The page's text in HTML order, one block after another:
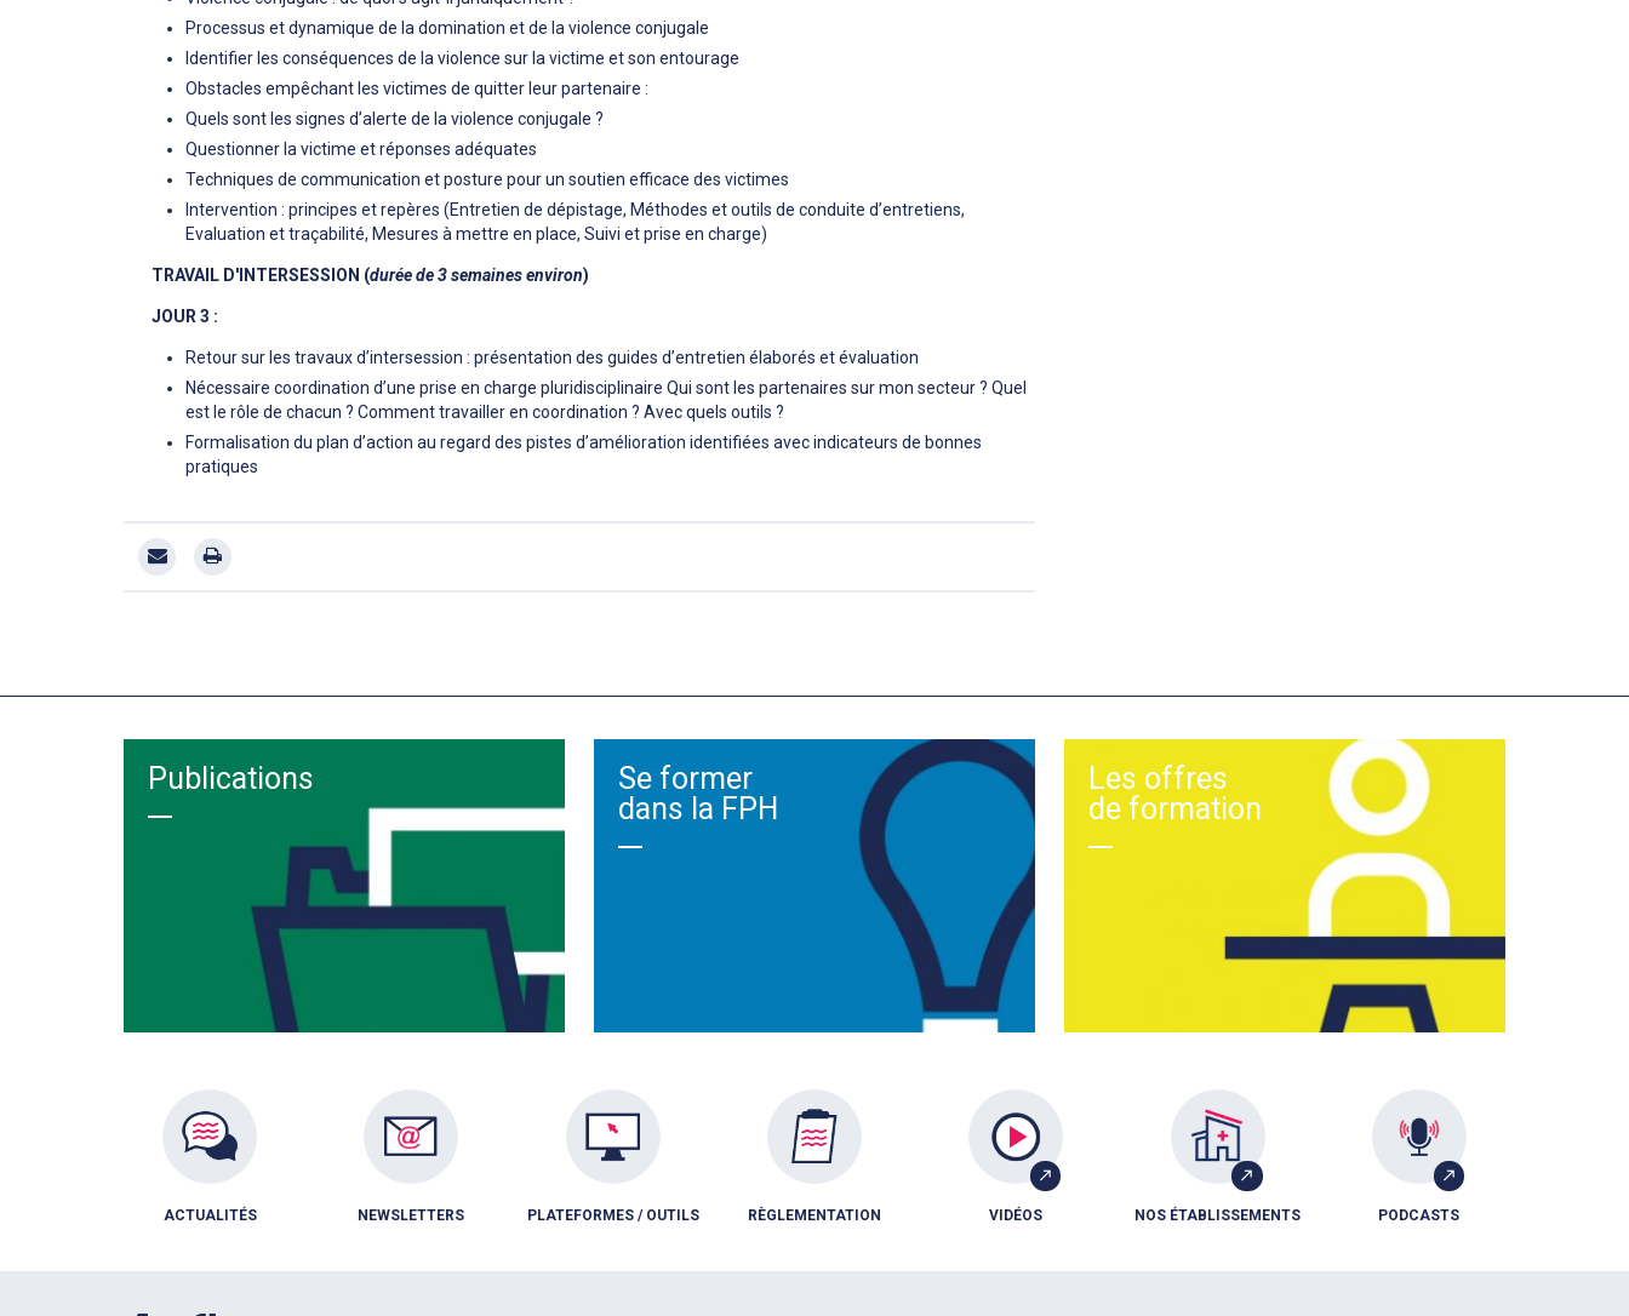
Processus et dynamique de la domination et de la violence conjugale
Identifier les conséquences de la violence sur la victime et son entourage
Obstacles empêchant les victimes de quitter leur partenaire :
Quels sont les signes d’alerte de la violence conjugale ?
Questionner la victime et réponses adéquates
Techniques de communication et posture pour un soutien efficace des victimes
Intervention : principes et repères (Entretien de dépistage, Méthodes et outils de conduite d’entretiens,
Evaluation et traçabilité, Mesures à mettre en place, Suivi et prise en charge)
TRAVAIL D'INTERSESSION (durée de 3 semaines environ)
JOUR 3 :
Retour sur les travaux d’intersession : présentation des guides d’entretien élaborés et évaluation
Nécessaire coordination d’une prise en charge pluridisciplinaire Qui sont les partenaires sur mon secteur ? Quel
est le rôle de chacun ? Comment travailler en coordination ? Avec quels outils ?
Formalisation du plan d’action au regard des pistes d’amélioration identifiées avec indicateurs de bonnes
pratiques
Publications
Se former
dans la FPH
Les offres
de formation
ACTUALITÉS NEWSLETTERS PLATEFORMES / OUTILS RÈGLEMENTATION VIDÉOS NOS ÉTABLISSEMENTS PODCASTS